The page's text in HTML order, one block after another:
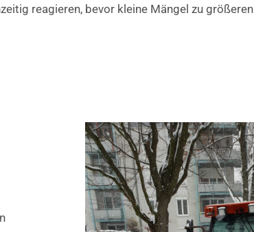
reagieren, bevor kleine Mängel zu